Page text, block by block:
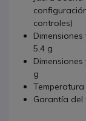
controles)
5,4 g
g
Garantía